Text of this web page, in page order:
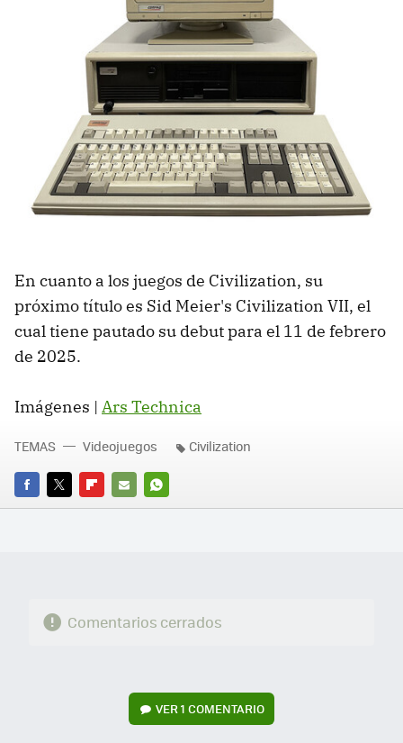
En cuanto a los juegos de Civilization, su
próximo título es Sid Meier's Civilization VII, el
cual tiene pautado su debut para el 11 de febrero
de 2025.
Imágenes | Ars Technica
FACEBOOK
TWITTERFLIPBOARD
E-
WHATSAPP
TEMAS Videojuegos Civilization
Comentarios cerrados
VER1 COMENTARIO